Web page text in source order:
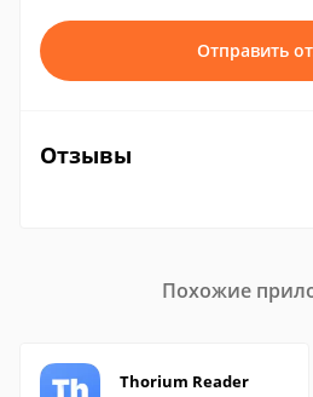
Отправить
Отзывы
Похожие
Thorium Reader